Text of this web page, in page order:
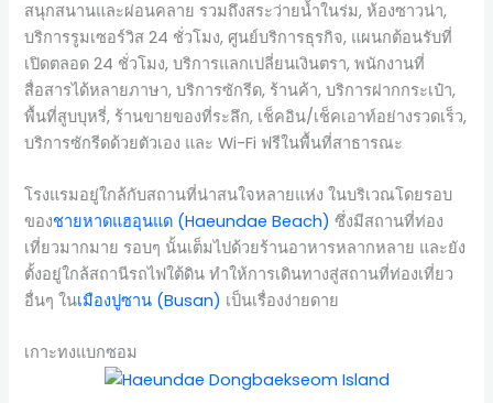
สนุกสนานและผ่อนคลาย รวมถึงสระว่ายน้ำในร่ม, ห้องซาวน่า,
บริการรูมเซอร์วิส 24 ชั่วโมง, ศูนย์บริการธุรกิจ, แผนกต้อนรับที่
เปิดตลอด 24 ชั่วโมง, บริการแลกเปลี่ยนเงินตรา, พนักงานที่
สื่อสารได้หลายภาษา, บริการซักรีด, ร้านค้า, บริการฝากกระเป๋า,
พื้นที่สูบบุหรี่, ร้านขายของที่ระลึก, เช็คอิน/เช็คเอาท์อย่างรวดเร็ว,
บริการซักรีดด้วยตัวเอง และ Wi-Fi ฟรีในพื้นที่สาธารณะ
โรงแรมอยู่ใกล้กับสถานที่น่าสนใจหลายแห่ง ในบริเวณโดยรอบ
ของชายหาดแฮอุนแด (Haeundae Beach) ซึ่งมีสถานที่ท่อง
เที่ยวมากมาย รอบๆ นั้นเต็มไปด้วยร้านอาหารหลากหลาย และยัง
ตั้งอยู่ใกล้สถานีรถไฟใต้ดิน ทำให้การเดินทางสู่สถานที่ท่องเที่ยว
อื่นๆ ในเมืองปูซาน (Busan) เป็นเรื่องง่ายดาย
เกาะทงแบกซอม